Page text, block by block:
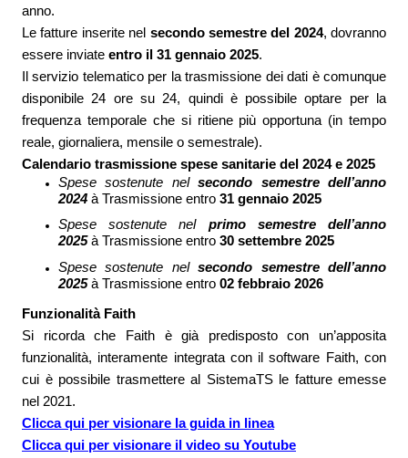
anno.
Le fatture inserite nel secondo semestre del 2024, dovranno
essere inviate entro il 31 gennaio 2025.
Il servizio telematico per la trasmissione dei dati è comunque
disponibile 24 ore su 24, quindi è possibile optare per la
frequenza temporale che si ritiene più opportuna (in tempo
reale, giornaliera, mensile o semestrale).
Calendario trasmissione spese sanitarie del 2024 e 2025
Spese sostenute nelsecondo semestre dell’anno
2024 à Trasmissione entro 31 gennaio 2025
Spese sostenute nelprimo semestre dell’anno
2025 à Trasmissione entro 30 settembre 2025
Spese sostenute nelsecondo semestre dell’anno
2025 à Trasmissione entro 02 febbraio 2026
Funzionalità Faith
Si ricorda che Faith è già predisposto con un’apposita
funzionalità, interamente integrata con il software Faith, con
cui è possibile trasmettere al SistemaTS le fatture emesse
nel 2021.
Clicca qui per visionare la guida in linea
Clicca qui per visionare il video su Youtube